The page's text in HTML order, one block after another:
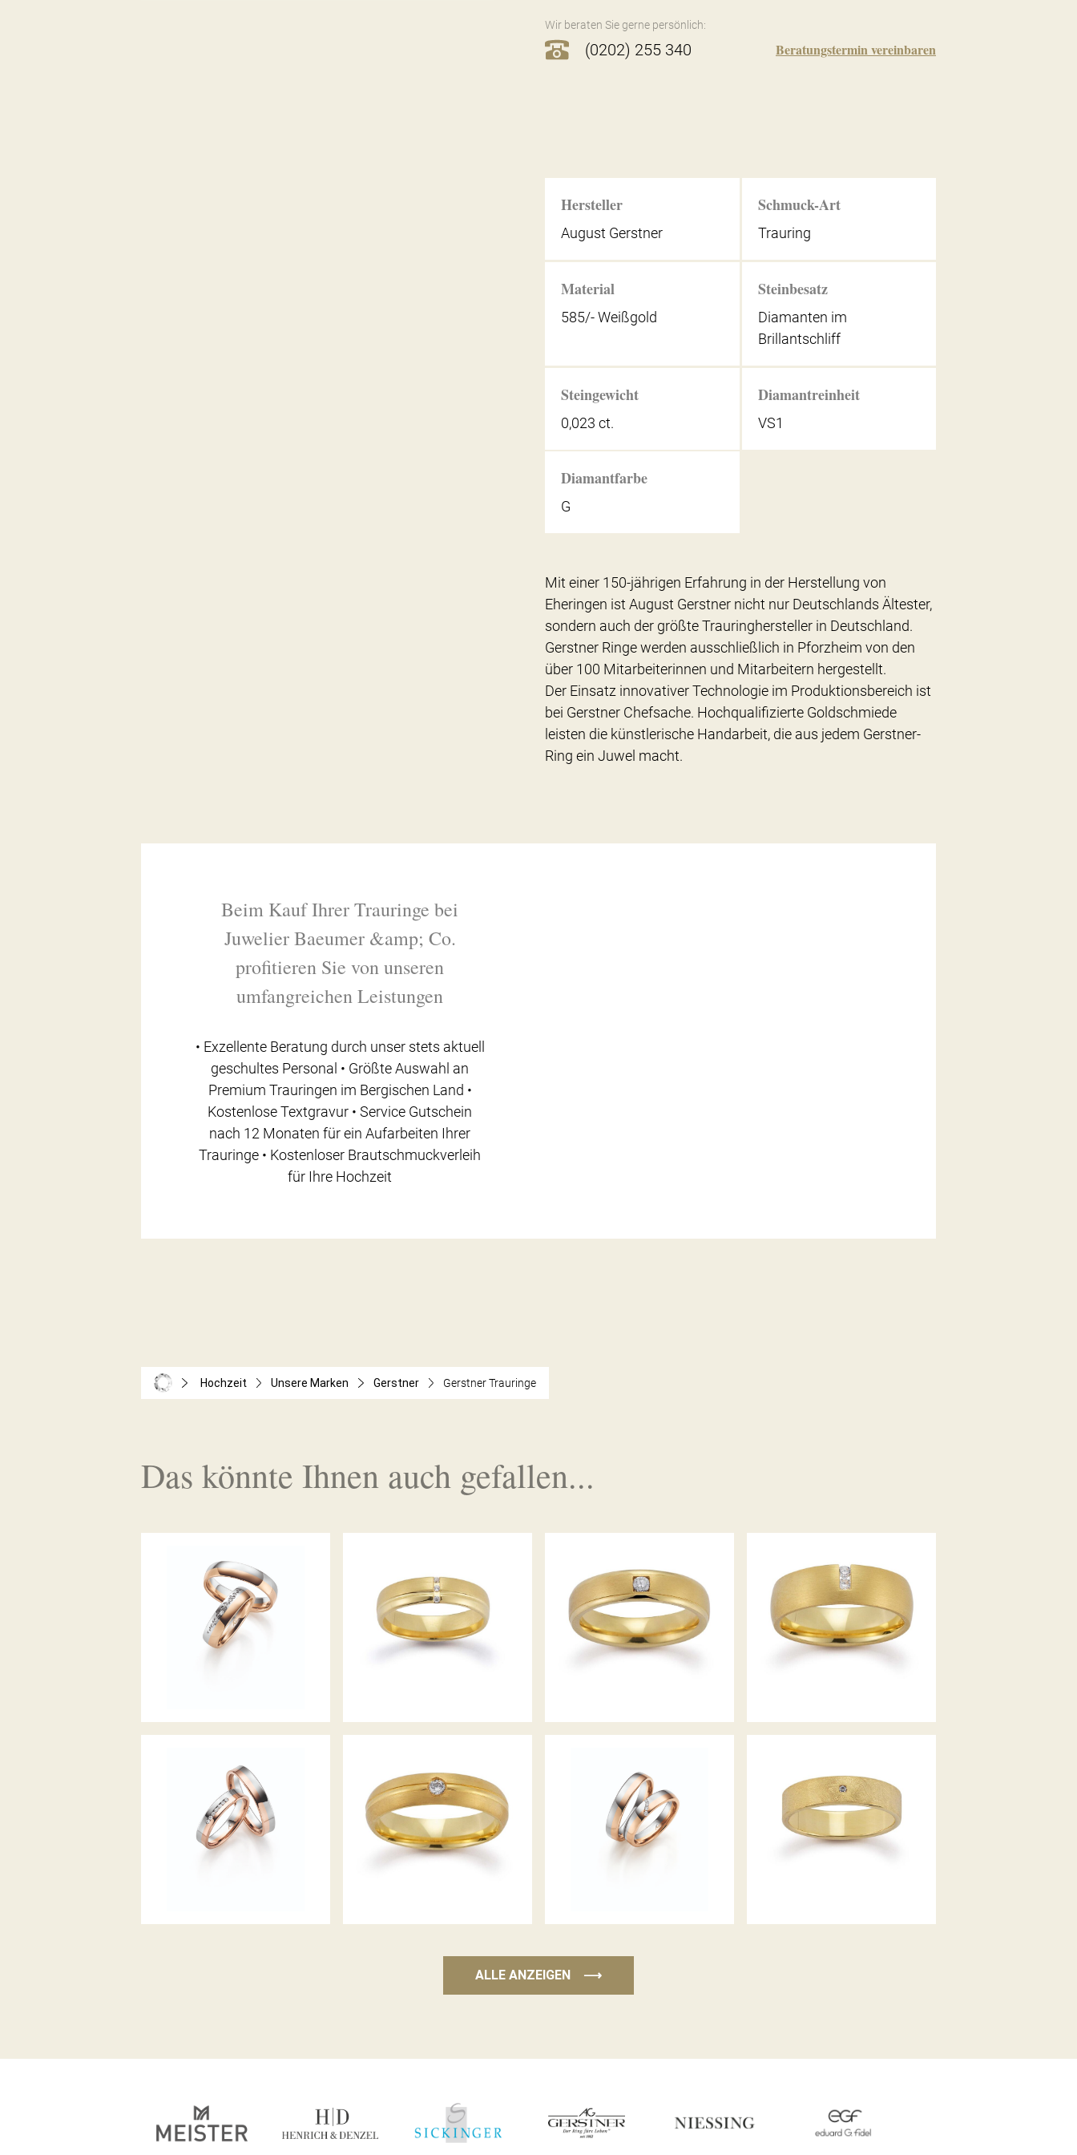
Wir beraten Sie gerne persönlich:
(0202) 255 340 Beratungstermin vereinbaren
Hersteller
August Gerstner
Schmuck-Art
Trauring
Material
585/- Weißgold
Steinbesatz
Diamanten im
Brillantschliff
Steingewicht
0,023 ct.
Diamantreinheit
VS1
Diamantfarbe
G
Mit einer 150-jährigen Erfahrung in der Herstellung von
Eheringen ist August Gerstner nicht nur Deutschlands Ältester,
sondern auch der größte Trauringhersteller in Deutschland.
Gerstner Ringe werden ausschließlich in Pforzheim von den
über 100 Mitarbeiterinnen und Mitarbeitern hergestellt.
Der Einsatz innovativer Technologie im Produktionsbereich ist
bei Gerstner Chefsache. Hochqualifizierte Goldschmiede
leisten die künstlerische Handarbeit, die aus jedem Gerstner-
Ring ein Juwel macht.
Beim Kauf Ihrer Trauringe bei
Juwelier Baeumer &amp; Co.
profitieren Sie von unseren
umfangreichen Leistungen
• Exzellente Beratung durch unser stets aktuell
geschultes Personal • Größte Auswahl an
Premium Trauringen im Bergischen Land •
Kostenlose Textgravur • Service Gutschein
nach 12 Monaten für ein Aufarbeiten Ihrer
Trauringe • Kostenloser Brautschmuckverleih
für Ihre Hochzeit
Hochzeit Unsere Marken Gerstner Gerstner Trauringe
Das könnte Ihnen auch gefallen...
GERSTNER TRAURINGE GERSTNER TRAURINGE GERSTNER TRAURINGE GERSTNER TRAURINGE
GERSTNER TRAURINGE GERSTNER TRAURINGE GERSTNER TRAURINGE GERSTNER TRAURINGE
ALLE ANZEIGEN ⟶